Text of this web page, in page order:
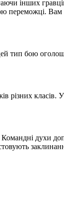
інших
тип бою
класів.
духи